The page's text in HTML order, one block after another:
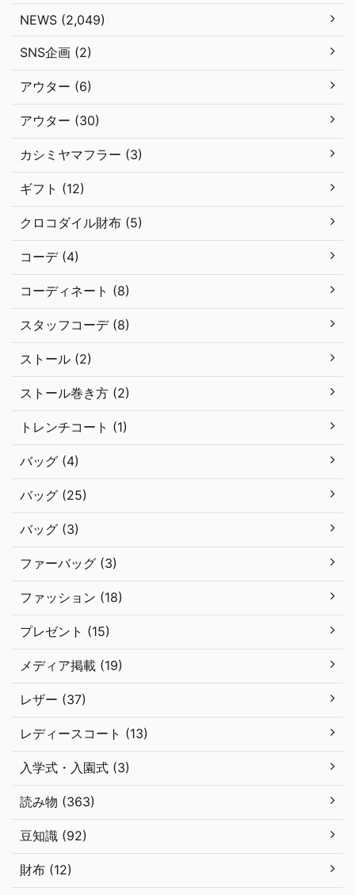
NEWS (2,049)
SNS企画 (2)
アウター (6)
アウター (30)
カシミヤマフラー (3)
ギフト (12)
クロコダイル財布 (5)
コーデ (4)
コーディネート (8)
スタッフコーデ (8)
ストール (2)
ストール巻き方 (2)
トレンチコート (1)
バッグ (4)
バッグ (25)
バッグ (3)
ファーバッグ (3)
ファッション (18)
プレゼント (15)
メディア掲載 (19)
レザー (37)
レディースコート (13)
入学式・入園式 (3)
読み物 (363)
豆知識 (92)
財布 (12)